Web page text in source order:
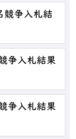
競争入札結
争入札結果
争入札結果